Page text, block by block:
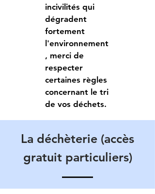
incivilités qui
dégradent
fortement
l'environnement
, merci de
respecter
certaines règles
concernant le tri
de vos déchets.
La déchèterie (accès
gratuit particuliers)